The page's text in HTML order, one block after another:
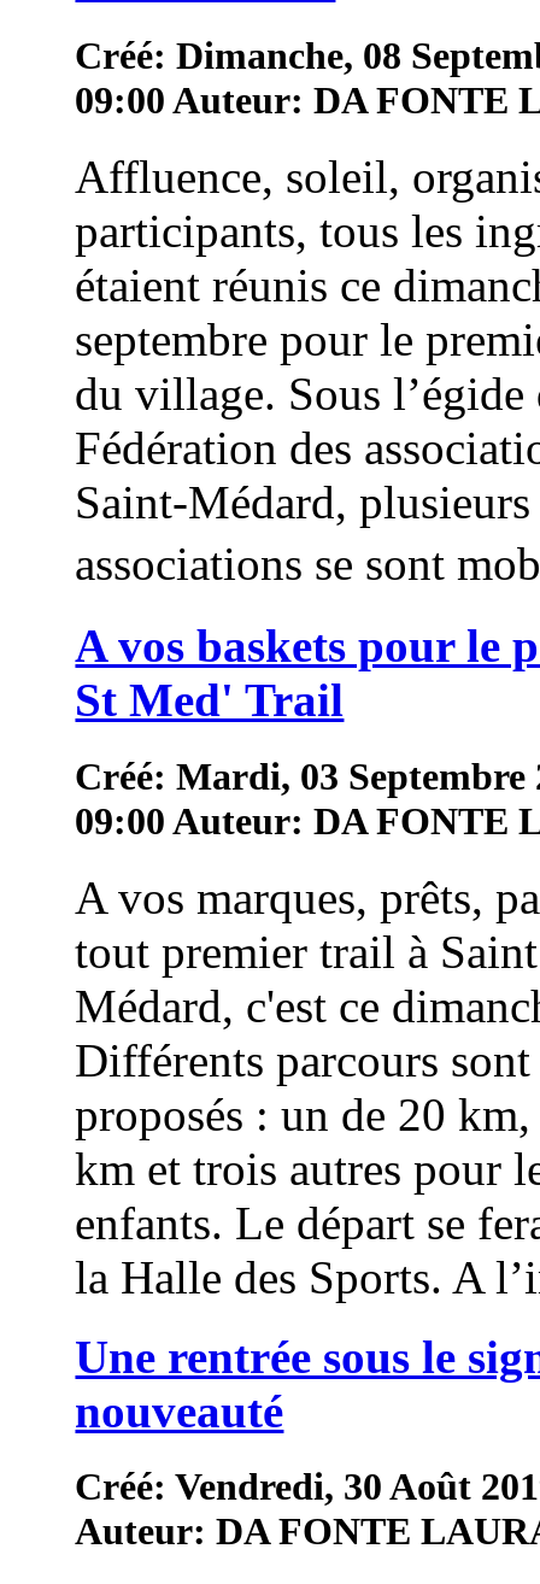
Créé: Dimanche, 08
09:00Auteur: DA FONTE
Affluence, soleil,
participants, tous les
étaient réunis ce
septembre pour le
du village. Sous l’égide
Fédération des
Saint-Médard, plusieurs
associations se sont
A vos baskets pour le
St Med' Trail
Créé: Mardi, 03 Septembre
09:00Auteur: DA FONTE
A vos marques, prêts,
tout premier trail à Saint
Médard, c'est ce
Différents parcours sont
proposés : un de 20
km et trois autres pour
enfants. Le départ se
la Halle des Sports. A
Une rentrée sous le
nouveauté
Créé: Vendredi, 30 Août
Auteur: DA FONTE